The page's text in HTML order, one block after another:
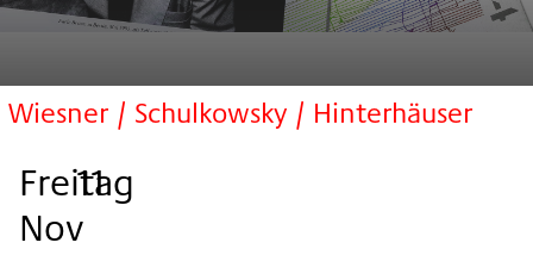
Wiesner / Schulkowsky / Hinterhäuser
Freitag
, 11
.
Nov
.